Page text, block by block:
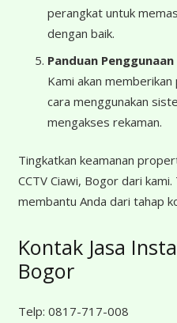
perangkat untuk
dengan baik.
Panduan Penggunaan
Kami akan
cara menggunakan
mengakses rekaman.
Tingkatkan keamanan
CCTV Ciawi, Bogor dari
membantu Anda dari tahap
Kontak Jasa
Bogor
Telp: 0817-717-008